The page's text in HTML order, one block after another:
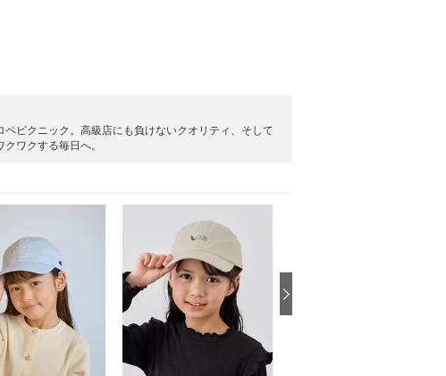
ピクニック。高級店にも負けないクオリティ、そして
ワクする毎日へ。